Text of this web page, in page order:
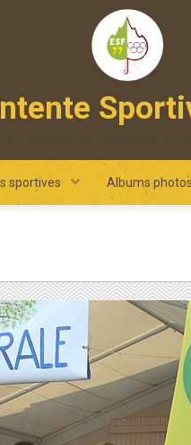
sportives Albums photos